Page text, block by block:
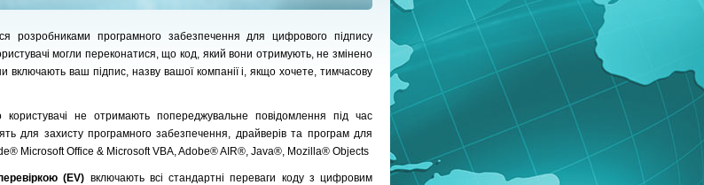
розробниками програмного забезпечення для цифрового підпису
могли переконатися, що код, який вони отримують, не змінено
ваш підпис, назву вашої компанії і, якщо хочете, тимчасову
користувачі не отримають попереджувальне повідомлення під час
для захисту програмного забезпечення, драйверів та програм для
Microsoft Office & Microsoft VBA, Adobe® AIR®, Java®, Mozilla® Objects
(EV) включають всі стандартні переваги коду з цифровим